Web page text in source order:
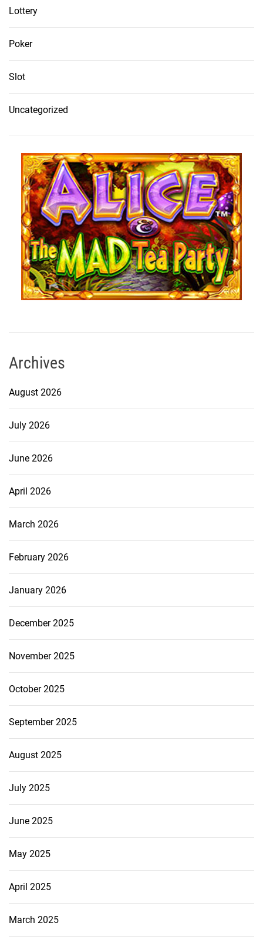
Lottery
Poker
Slot
Uncategorized
Archives
August 2026
July 2026
June 2026
April 2026
March 2026
February 2026
January 2026
December 2025
November 2025
October 2025
September 2025
August 2025
July 2025
June 2025
May 2025
April 2025
March 2025